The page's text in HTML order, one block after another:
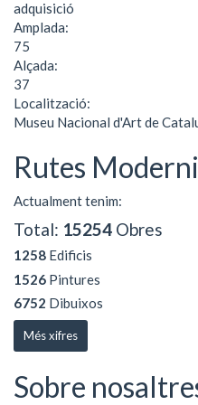
adquisició
Amplada:
75
Alçada:
37
Localització:
Museu Nacional d'Art de
Rutes
Actualment tenim:
Total: 15254 Obres
1258 Edificis
1526 Pintures
6752 Dibuixos
Més xifres
Sobre